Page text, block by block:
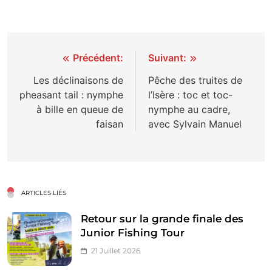
Navigation
de
l’article
Précédent:
Les déclinaisons de
pheasant tail : nymphe
à bille en queue de
faisan
Suivant:
Pêche des truites de
l’Isère : toc et toc-
nymphe au cadre,
avec Sylvain Manuel
ARTICLES LIÉS
Retour sur la grande finale des
Junior Fishing Tour
21 Juillet 2026